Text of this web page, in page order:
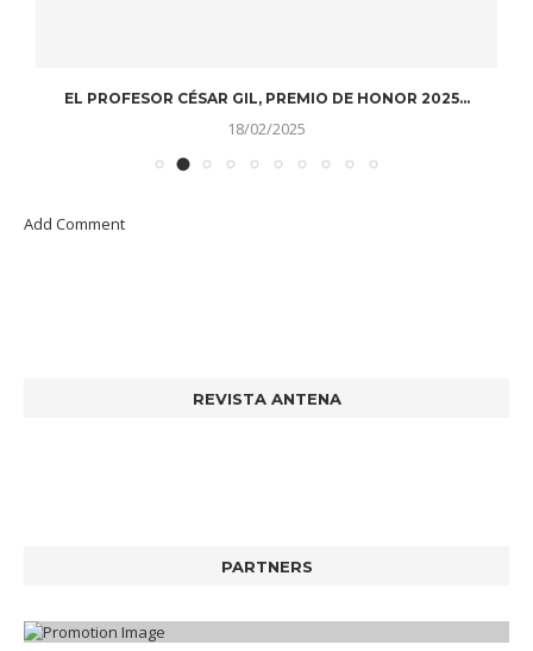
EL PROFESOR CÉSAR GIL, PREMIO DE HONOR 2025...
18/02/2025
Add Comment
REVISTA ANTENA
PARTNERS